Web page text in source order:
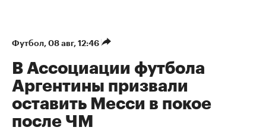
Футбол 08 авг, 12:46
В Ассоциации футбола
Аргентины призвали
оставить Месси в покое
после ЧМ